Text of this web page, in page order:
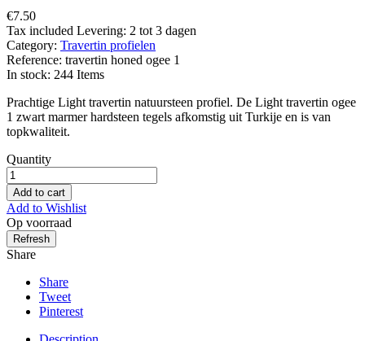
€7.50
Tax included Levering: 2 tot 3 dagen
Category: Travertin profielen
Reference: travertin honed ogee 1
In stock: 244 Items
Prachtige Light travertin natuursteen profiel. De Light travertin ogee
1 zwart marmer hardsteen tegels afkomstig uit Turkije en is van
topkwaliteit.
Quantity
Add to cart
Add to Wishlist
Op voorraad
Share
Share
Tweet
Pinterest